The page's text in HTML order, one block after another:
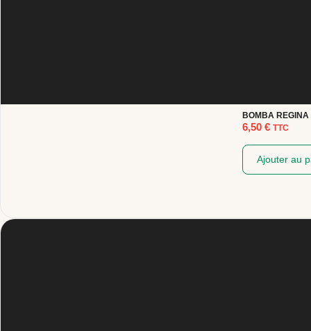
BOMBA
6,50€ TTC
Ajouter au